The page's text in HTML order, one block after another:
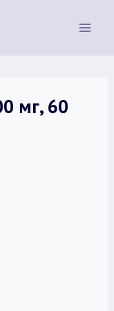
мг, 60